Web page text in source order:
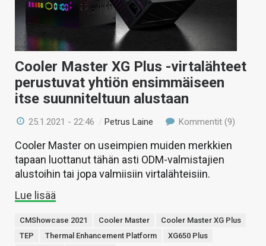
KAUPPA
VAIHDA TEEMA
HAKU
Cooler Master XG Plus -virtalähteet
perustuvat yhtiön ensimmäiseen
itse suunniteltuun alustaan
25.1.2021 - 22:46 /Petrus Laine Kommentit (9)
Cooler Master on useimpien muiden merkkien
tapaan luottanut tähän asti ODM-valmistajien
alustoihin tai jopa valmiisiin virtalähteisiin.
Lue lisää
CMShowcase 2021 Cooler Master
Cooler Master XG Plus
TEP
Thermal Enhancement Platform
XG650 Plus